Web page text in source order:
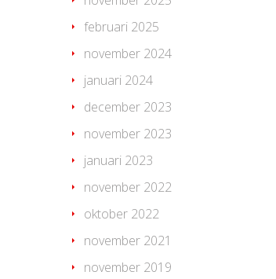
februari 2025
november 2024
januari 2024
december 2023
november 2023
januari 2023
november 2022
oktober 2022
november 2021
november 2019